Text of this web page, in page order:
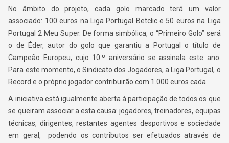
No âmbito do projeto, cada golo marcado terá um valor
associado: 100 euros na Liga Portugal Betclic e 50 euros na Liga
Portugal 2 Meu Super. De forma simbólica, o “Primeiro Golo” será
o de Éder, autor do golo que garantiu a Portugal o título de
Campeão Europeu, cujo 10.º aniversário se assinala este ano.
Para este momento, o Sindicato dos Jogadores, a Liga Portugal, o
Record e o próprio jogador contribuirão com 1.000 euros cada.
A iniciativa está igualmente aberta à participação de todos os que
se queiram associar a esta causa: jogadores, treinadores, equipas
técnicas, dirigentes, restantes agentes desportivos e sociedade
em geral, podendo os contributos ser efetuados através de